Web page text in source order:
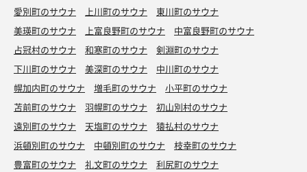
愛別町のサウナ
上川町のサウナ
東川町のサウナ
美瑛町のサウナ
上富良野町のサウナ
中富良野町のサウナ
占冠村のサウナ
和寒町のサウナ
剣淵町のサウナ
下川町のサウナ
美深町のサウナ
中川町のサウナ
幌加内町のサウナ
増毛町のサウナ
小平町のサウナ
苫前町のサウナ
羽幌町のサウナ
初山別村のサウナ
遠別町のサウナ
天塩町のサウナ
猿払村のサウナ
浜頓別町のサウナ
中頓別町のサウナ
枝幸町のサウナ
豊富町のサウナ
礼文町のサウナ
利尻町のサウナ